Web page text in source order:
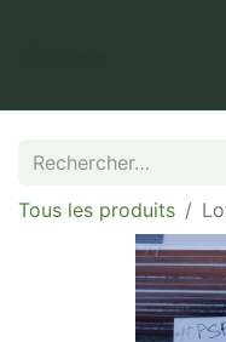
Tous les produits